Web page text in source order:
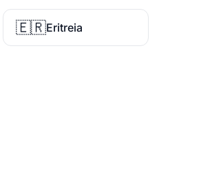
🇪🇷Eritreia